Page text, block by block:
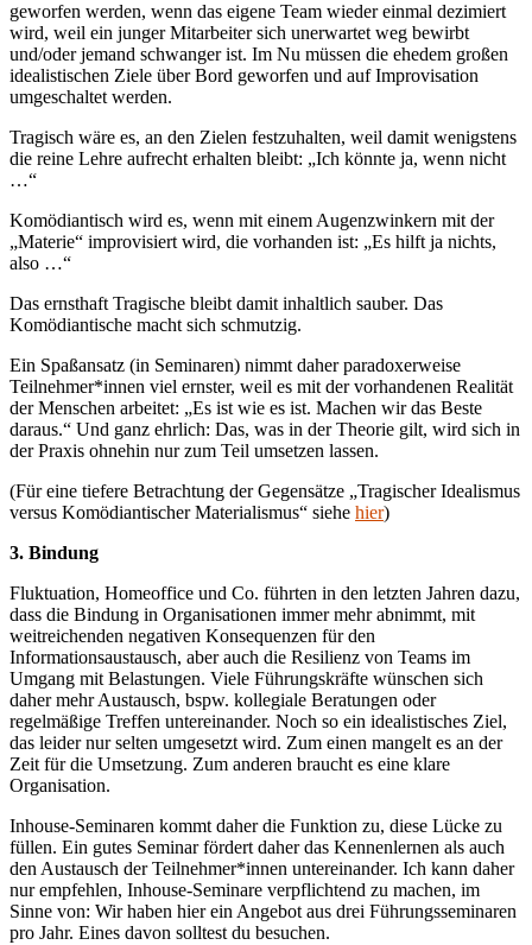
geworfen werden, wenn das eigene Team wieder einmal dezimiert
wird, weil ein junger Mitarbeiter sich unerwartet weg bewirbt
und/oder jemand schwanger ist. Im Nu müssen die ehedem großen
idealistischen Ziele über Bord geworfen und auf Improvisation
umgeschaltet werden.
Tragisch wäre es, an den Zielen festzuhalten, weil damit wenigstens
die reine Lehre aufrecht erhalten bleibt: „Ich könnte ja, wenn nicht
…“
Komödiantisch wird es, wenn mit einem Augenzwinkern mit der
„Materie“ improvisiert wird, die vorhanden ist: „Es hilft ja nichts,
also …“
Das ernsthaft Tragische bleibt damit inhaltlich sauber. Das
Komödiantische macht sich schmutzig.
Ein Spaßansatz (in Seminaren) nimmt daher paradoxerweise
Teilnehmer*innen viel ernster, weil es mit der vorhandenen Realität
der Menschen arbeitet: „Es ist wie es ist. Machen wir das Beste
daraus.“ Und ganz ehrlich: Das, was in der Theorie gilt, wird sich in
der Praxis ohnehin nur zum Teil umsetzen lassen.
(Für eine tiefere Betrachtung der Gegensätze „Tragischer Idealismus
versus Komödiantischer Materialismus“ siehe hier)
3. Bindung
Fluktuation, Homeoffice und Co. führten in den letzten Jahren dazu,
dass die Bindung in Organisationen immer mehr abnimmt, mit
weitreichenden negativen Konsequenzen für den
Informationsaustausch, aber auch die Resilienz von Teams im
Umgang mit Belastungen. Viele Führungskräfte wünschen sich
daher mehr Austausch, bspw. kollegiale Beratungen oder
regelmäßige Treffen untereinander. Noch so ein idealistisches Ziel,
das leider nur selten umgesetzt wird. Zum einen mangelt es an der
Zeit für die Umsetzung. Zum anderen braucht es eine klare
Organisation.
Inhouse-Seminaren kommt daher die Funktion zu, diese Lücke zu
füllen. Ein gutes Seminar fördert daher das Kennenlernen als auch
den Austausch der Teilnehmer*innen untereinander. Ich kann daher
nur empfehlen, Inhouse-Seminare verpflichtend zu machen, im
Sinne von: Wir haben hier ein Angebot aus drei Führungsseminaren
pro Jahr. Eines davon solltest du besuchen.